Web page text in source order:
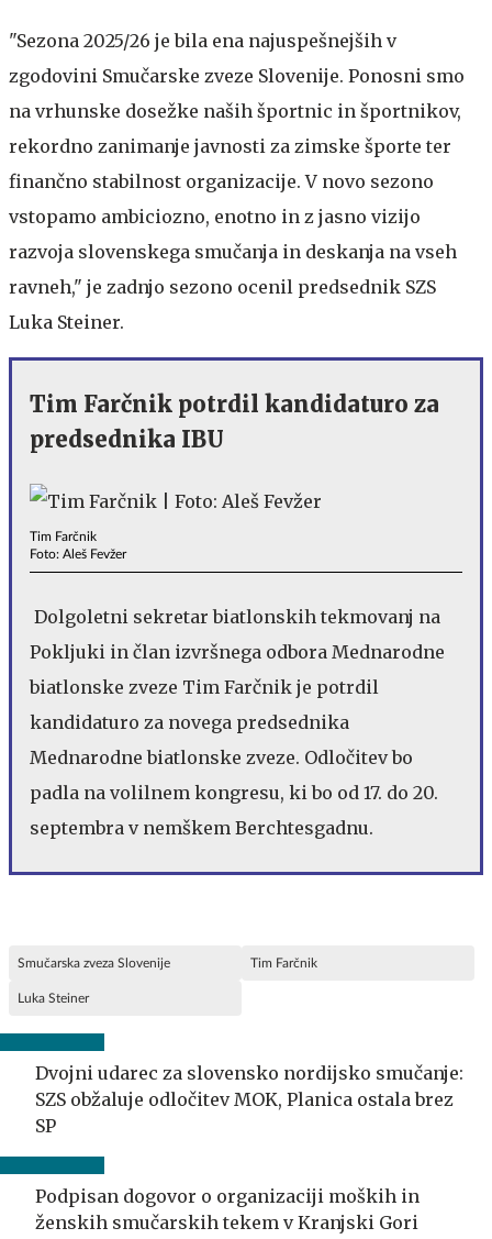
"Sezona 2025/26 je bila ena najuspešnejših v
zgodovini Smučarske zveze Slovenije. Ponosni smo
na vrhunske dosežke naših športnic in športnikov,
rekordno zanimanje javnosti za zimske športe ter
finančno stabilnost organizacije. V novo sezono
vstopamo ambiciozno, enotno in z jasno vizijo
razvoja slovenskega smučanja in deskanja na vseh
ravneh," je zadnjo sezono ocenil predsednik SZS
Luka Steiner.
Tim Farčnik potrdil kandidaturo za
predsednika IBU
Tim Farčnik
Foto: Aleš Fevžer
Dolgoletni sekretar biatlonskih tekmovanj na
Pokljuki in član izvršnega odbora Mednarodne
biatlonske zveze Tim Farčnik je potrdil
kandidaturo za novega predsednika
Mednarodne biatlonske zveze. Odločitev bo
padla na volilnem kongresu, ki bo od 17. do 20.
septembra v nemškem Berchtesgadnu.
Smučarska zveza Slovenije Tim Farčnik
Luka Steiner
Dvojni udarec za slovensko nordijsko smučanje:
SZS obžaluje odločitev MOK, Planica ostala brez
SP
Podpisan dogovor o organizaciji moških in
ženskih smučarskih tekem v Kranjski Gori